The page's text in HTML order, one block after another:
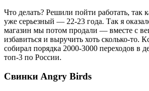
Что делать? Решили пойти работать, так
уже серьезный — 22-23 года. Так я
магазин мы потом продали — вместе с
избавиться и выручить хоть сколько-то.
собирал порядка 2000-3000 переходов в
топ-3 по России.
Свинки Angry Birds